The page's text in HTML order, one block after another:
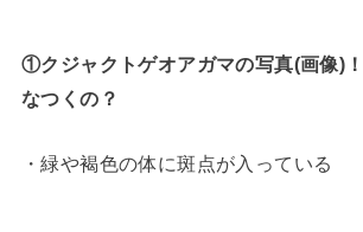
①クジャクトゲオアガマの写真(画像)
なつくの？
・緑や褐色の体に斑点が入っている